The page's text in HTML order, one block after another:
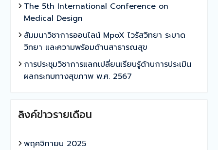
The 5th International Conference on
Medical Design
สัมมนาวิชาการออนไลน์ MpoX ไวรัสวิทยา ระบาด
วิทยา และความพร้อมด้านสาธารณสุข
การประชุมวิชาการแลกเปลี่ยนเรียนรู้ด้านการประเมิน
ผลกระทบทางสุขภาพ พ.ศ. 2567
ลิงค์ข่าวรายเดือน
พฤศจิกายน 2025